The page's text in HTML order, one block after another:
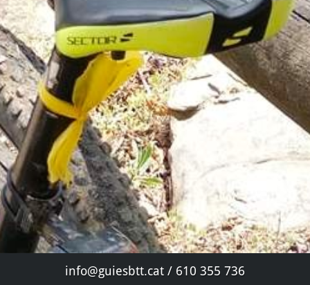
info@guiesbtt.cat / 610 355 736